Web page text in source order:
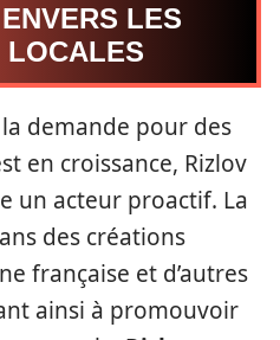
LES
LOCALES
demande pour des
en croissance, Rizlov
un acteur proactif. La
des créations
française et d’autres
ainsi à promouvoir